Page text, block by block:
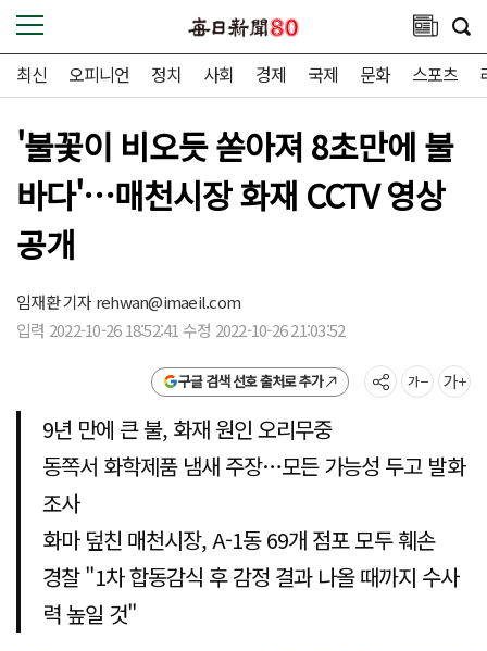
최신 오피니언 정치 사회 경제 국제 문화 스포츠
'불꽃이 비오듯 쏟아져 8초만에 불
바다'…매천시장 화재 CCTV 영상
공개
임재환 기자rehwan@imaeil.com
입력 2022-10-26 18:52:41 수정 2022-10-26 21:03:52
구글 검색 선호 출처로 추가
9년 만에 큰 불, 화재 원인 오리무중
동쪽서 화학제품 냄새 주장…모든 가능성 두고 발화
조사
화마 덮친 매천시장, A-1동 69개 점포 모두 훼손
경찰 "1차 합동감식 후 감정 결과 나올 때까지 수사
력 높일 것"